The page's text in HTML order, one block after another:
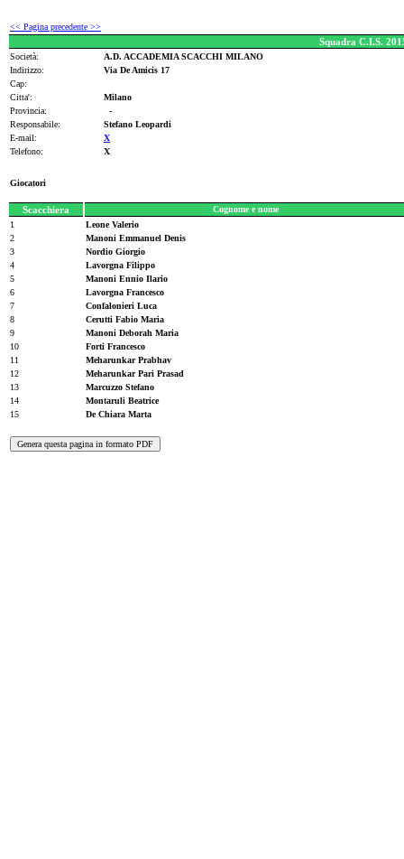
<< Pagina precedente >>
Squadra C.I.S.
Società:
A.D. ACCADEMIA SCACCHI MILANO
Indirizzo:
Via De Amicis 17
Cap:
Citta':
Milano
Provincia:
-
Responsabile:
Stefano Leopardi
E-mail:
X
Telefono:
X
Giocatori
Scacchiera
Cognome e nome
1
Leone Valerio
2
Manoni Emmanuel Denis
3
Nordio Giorgio
4
Lavorgna Filippo
5
Manoni Ennio Ilario
6
Lavorgna Francesco
7
Confalonieri Luca
8
Cerutti Fabio Maria
9
Manoni Deborah Maria
10
Forti Francesco
11
Meharunkar Prabhav
12
Meharunkar Pari Prasad
13
Marcuzzo Stefano
14
Montaruli Beatrice
15
De Chiara Marta